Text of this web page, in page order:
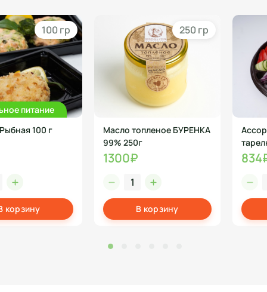
100 гр
питание
100 г
корзину
250 гр
Масло топленое БУРЕНКА
99% 250г
1300₽
В корзину